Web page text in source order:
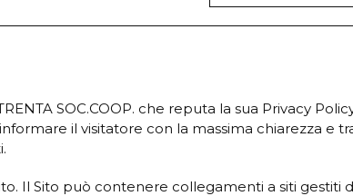
SOC.COOP. che reputa la sua Privacy
il visitatore con la massima chiarezza e
Il Sito può contenere collegamenti a siti gestiti